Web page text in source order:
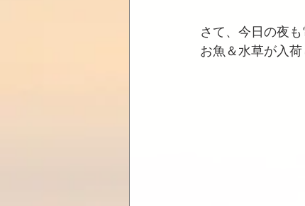
さて、今日の夜
お魚＆水草が入荷